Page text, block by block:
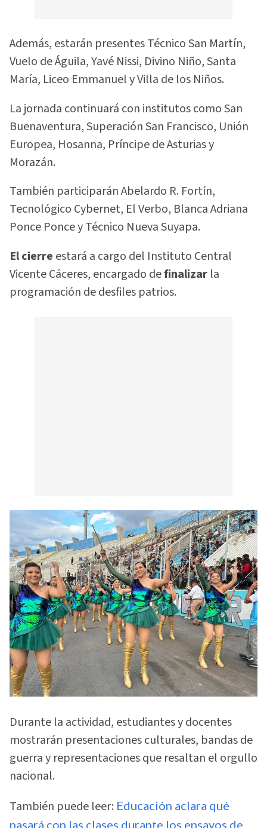
Además, estarán presentes Técnico San Martín,
Vuelo de Águila, Yavé Nissi, Divino Niño, Santa
María, Liceo Emmanuel y Villa de los Niños.
La jornada continuará con institutos como San
Buenaventura, Superación San Francisco, Unión
Europea, Hosanna, Príncipe de Asturias y
Morazán.
También participarán Abelardo R. Fortín,
Tecnológico Cybernet, El Verbo, Blanca Adriana
Ponce Ponce y Técnico Nueva Suyapa.
El cierre estará a cargo del Instituto Central
Vicente Cáceres, encargado definalizar la
programación de desfiles patrios.
Durante la actividad, estudiantes y docentes
mostrarán presentaciones culturales, bandas de
guerra y representaciones que resaltan el orgullo
nacional.
También puede leer: Educación aclara qué
pasará con las clases durante los ensayos de